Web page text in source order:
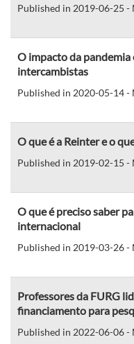
Published in 2019-06-25
O impacto da pandemia
intercambistas
Published in 2020-05-14
O que é a Reinter e o
Published in 2019-02-15
O que é preciso saber
internacional
Published in 2019-03-26
Professores da FURG
financiamento para
Published in 2022-06-06